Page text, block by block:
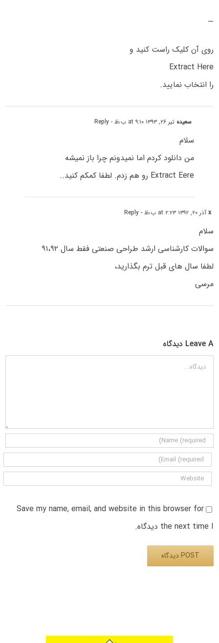
—
روی آن کلیک راست کنید و
Extract Here
را انتخاب نمایید.
سعیده تیر ۲۶, ۱۳۹۳ at ۹:۱۰ ب٫ظ - Reply
سلام
من دانلود کردم اما نمیدونم چرا باز نمیشه
Extract Eere رو هم زدم. لطفا کمکم کنید..
xآذر ۲۰, ۱۳۹۲ at ۲:۲۳ ب٫ظ - Reply
سلام
سوالات کارشناسی ارشد طراحی صنعتی فقط سال ۹۱،۹۲
لطفا سال های قبل ترم بگذارید،
مرسی
Leave A دیدگاه
دیدگاه
Save my name, email, and website in this browser for
the next time I دیدگاه.